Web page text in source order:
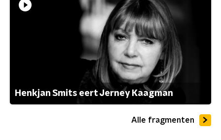
Henkjan Smits eert Jerney Kaagman
Alle fragmenten